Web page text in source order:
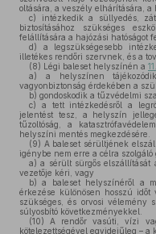
oltására, a veszély elhárítására, a
c) intézkedik a süllyedés,
biztosításához szükséges
felállítására a hajózási hatóságot
d) a legszükségesebb
illetékes rendőri szervnek, és a
(8) Légi baleset helyszínén a
a) a helyszínen
vagyonbiztonság érdekében a
b) gondoskodik a tűzvédelmi
c) a tett intézkedésről a
jelentést tesz, a helyszín
tűzoltóság, a
helyszíni mentés megkezdésére.
(9) A baleset sérültjének
igénybe nem erre a célra
a) a sérült sürgős elszállítását
vezetője kéri, vagy
b) a baleset helyszínéről a
érkezése különösen hosszú
szükséges, és orvosi
súlyosbító következményekkel.
(10) A rendőr vasúti, vízi
kötelezettségével egyidejűleg – a